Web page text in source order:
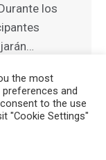
los
the most
and
to the use
"Cookie Settings"